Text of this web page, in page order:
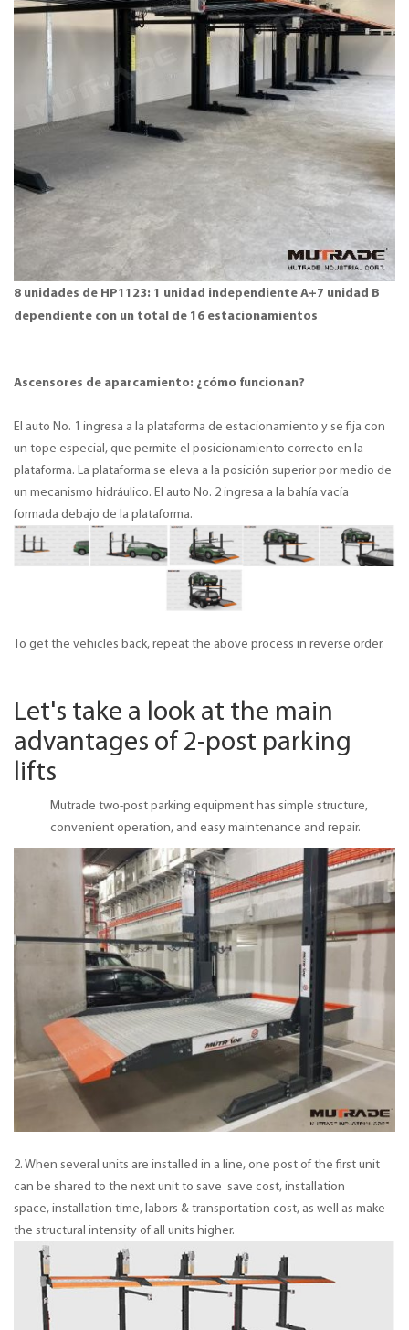
8 unidades de HP1123: 1 unidad independiente A+7 unidad B
dependiente con un total de 16 estacionamientos
Ascensores de aparcamiento: ¿cómo funcionan?
El auto No. 1 ingresa a la plataforma de estacionamiento y se fija con
un tope especial, que permite el posicionamiento correcto en la
plataforma. La plataforma se eleva a la posición superior por medio de
un mecanismo hidráulico. El auto No. 2 ingresa a la bahía vacía
formada debajo de la plataforma.
To get the vehicles back, repeat the above process in reverse order.
Let's take a look at the main
advantages of 2-post parking
lifts
Mutrade two-post parking equipment has simple structure,
convenient operation, and easy maintenance and repair.
2. When several units are installed in a line, one post of the first unit
can be shared to the next unit to save save cost, installation
space, installation time, labors & transportation cost, as well as make
the structural intensity of all units higher.